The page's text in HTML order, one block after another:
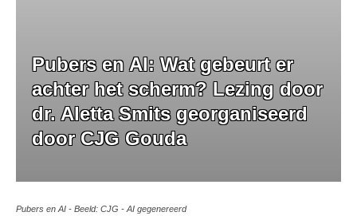
Pubers en AI: Wat gebeurt er
achter het scherm? Lezing door
dr. Aletta Smits georganiseerd
door CJG Gouda
Pubers en AI - Beeld: CJG - AI gegenereerd